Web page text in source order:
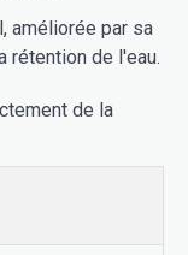
améliorée par sa
rétention de l'eau.
de la